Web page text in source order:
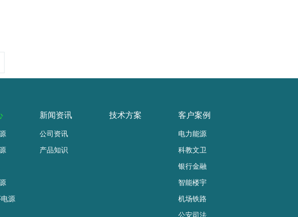
源
新闻资讯
公司资讯
产品知识
技术方案 客户案例
电力能源
科教文卫
银行金融
智能楼宇
机场铁路
公安司法